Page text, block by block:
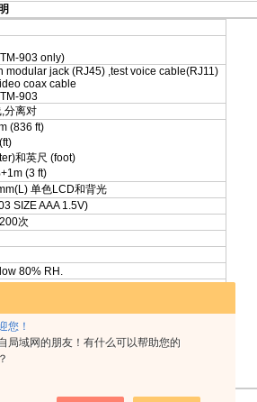
您！
局域网的朋友！有什么可以帮助您的
903 only)
modular jack (RJ45) ,test voice cable(RJ11)
coax cable
903
分离对
(836 ft)
和英尺 (foot)
(3 ft)
单色LCD和背光
SIZE AAA 1.5V)
次
80% RH.
mm.
Cable x1
x1